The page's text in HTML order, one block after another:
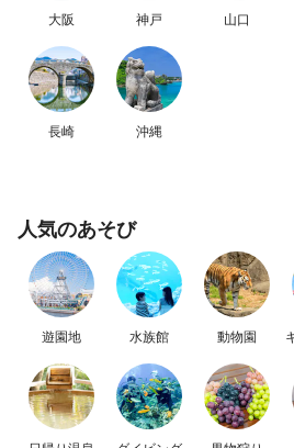
大阪 神戸 山口
長崎 沖縄
人気のあそび
遊園地 水族館 動物園